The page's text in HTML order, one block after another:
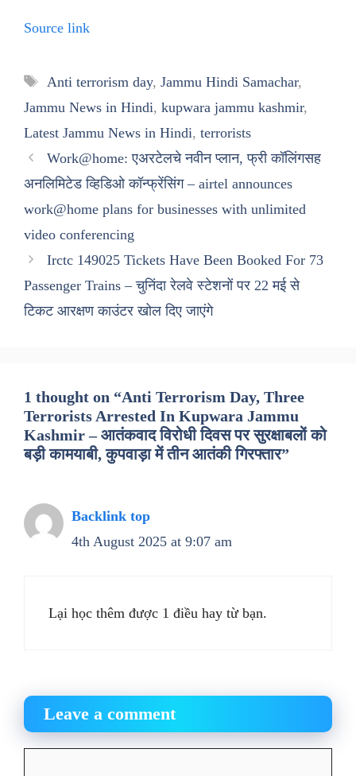
Source link
Tags
Anti terrorism day, Jammu Hindi Samachar,
Jammu News in Hindi, kupwara jammu kashmir,
Latest Jammu News in Hindi, terrorists
Work@home: एअरटेलचे नवीन प्लान, फ्री कॉलिंगसह
अनलिमिटेड व्हिडिओ कॉन्फ्रेंसिंग – airtel announces
work@home plans for businesses with unlimited
video conferencing
Irctc 149025 Tickets Have Been Booked For 73
Passenger Trains – चुनिंदा रेलवे स्टेशनों पर 22 मई से
टिकट आरक्षण काउंटर खोल दिए जाएंगे
1 thought on “Anti Terrorism Day, Three
Terrorists Arrested In Kupwara Jammu
Kashmir – आतंकवाद विरोधी दिवस पर सुरक्षाबलों को
बड़ी कामयाबी, कुपवाड़ा में तीन आतंकी गिरफ्तार”
Backlink top
4th August 2025 at 9:07 am
Lại học thêm được 1 điều hay từ bạn.
Leave a comment